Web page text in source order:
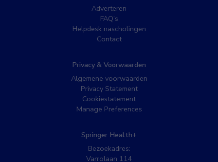
Adverteren
FAQ’s
Helpdesk nascholingen
Contact
Privacy & Voorwaarden
Algemene voorwaarden
Privacy Statement
Cookiestatement
Manage Preferences
Springer Health+
Bezoekadres:
Varrolaan 114